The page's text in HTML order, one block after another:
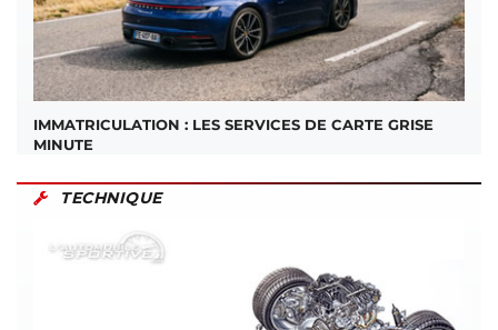
IMMATRICULATION : LES SERVICES DE CARTE GRISE
MINUTE
TECHNIQUE